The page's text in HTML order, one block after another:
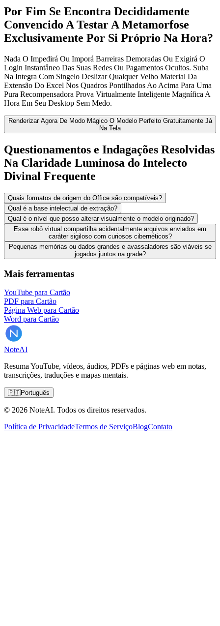
Por Fim Se Encontra Decididamente
Convencido A Testar A Metamorfose
Exclusivamente Por Si Próprio Na Hora?
Nada O Impedirá Ou Imporá Barreiras Demoradas Ou Exigirá O
Login Instantâneo Das Suas Redes Ou Pagamentos Ocultos. Suba
Na Integra Com Singelo Deslizar Qualquer Velho Material Da
Extensão Do Excel Nos Quadros Pontilhados Ao Acima Para Uma
Pura Recompensadora Prova Virtualmente Inteligente Magnífica A
Hora Em Seu Desktop Sem Medo.
Renderizar Agora De Modo Mágico O Modelo Perfeito Gratuitamente Já
Na Tela
Questionamentos e Indagações Resolvidas
Na Claridade Luminosa do Intelecto
Divinal Frequente
Quais formatos de origem do Office são compatíveis?
Qual é a base intelectual de extração?
Qual é o nível que posso alterar visualmente o modelo originado?
Esse robô virtual compartilha acidentalmente arquivos enviados em
caráter sigiloso com curiosos cibernéticos?
Pequenas memórias ou dados grandes e avassaladores são viáveis se
jogados juntos na grade?
Mais ferramentas
YouTube para Cartão
PDF para Cartão
Página Web para Cartão
Word para Cartão
NoteAI
Resuma YouTube, vídeos, áudios, PDFs e páginas web em notas,
transcrições, traduções e mapas mentais.
🇵🇹Português
© 2026 NoteAI. Todos os direitos reservados.
Política de PrivacidadeTermos de ServiçoBlogContato